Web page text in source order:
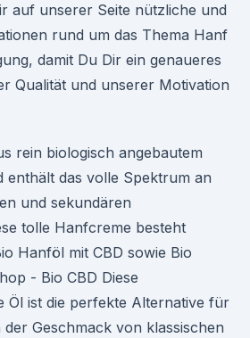
auf unserer Seite nützliche und
rund um das Thema Hanf
damit Du Dir ein genaueres
Qualität und unserer Motivation
rein biologisch angebautem
enthält das volle Spektrum an
und sekundären
tolle Hanfcreme besteht
Hanföl mit CBD sowie Bio
- Bio CBD Diese
Öl ist die perfekte Alternative für
der Geschmack von klassischen